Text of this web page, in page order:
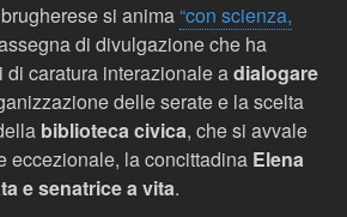
si anima“con scienza,
di divulgazione che ha
di caratura interazionale adialogare
delle serate e la scelta
biblioteca civica, che si avvale
eccezionale, la concittadina Elena
e senatrice a vita.